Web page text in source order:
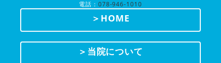
電話： 078-946-1010
＞HOME
＞当院について